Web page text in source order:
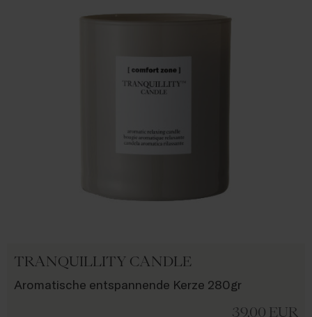
TRANQUILLITY CANDLE
Aromatische entspannende Kerze 280gr
39,00 EUR